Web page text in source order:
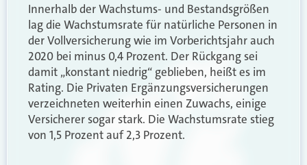
Innerhalb der Wachstums- und Bestandsgrößen
lag die Wachstumsrate für natürliche Personen in
der Vollversicherung wie im Vorberichtsjahr auch
2020 bei minus 0,4 Prozent. Der Rückgang sei
damit „konstant niedrig“ geblieben, heißt es im
Rating. Die Privaten Ergänzungsversicherungen
verzeichneten weiterhin einen Zuwachs, einige
Versicherer sogar stark. Die Wachstumsrate stieg
von 1,5 Prozent auf 2,3 Prozent.